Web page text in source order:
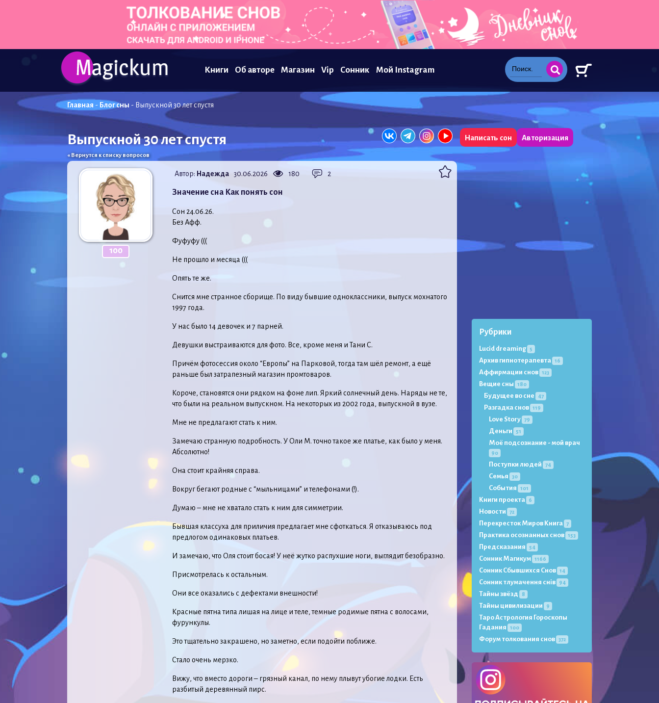
Книги Об авторе Магазин Vip Сонник Мой Instagram
Главная - Блог сны - Выпускной 30 лет спустя
Выпускной 30 лет спустя
« Вернутся к списку вопросов
Написать сон Авторизация
100
Автор: Надежда 30.06.2026 180 2
Значение сна Как понять сон
Сон 24.06.26.
Без Афф.
Фуфуфу (((
Не прошло и месяца (((
Опять те же.
Снится мне странное сборище. По виду бывшие одноклассники, выпуск мохнатого
1997 года.
У нас было 14 девочек и 7 парней.
Девушки выстраиваются для фото. Все, кроме меня и Тани С.
Причём фотосессия около “Европы” на Парковой, тогда там шёл ремонт, а ещё
раньше был затрапезный магазин промтоваров.
Короче, становятся они рядком на фоне лип. Яркий солнечный день. Наряды не те,
что были на реальном выпускном. На некоторых из 2002 года, выпускной в вузе.
Мне не предлагают стать к ним.
Замечаю странную подробность. У Оли М. точно такое же платье, как было у меня.
Абсолютно!
Она стоит крайняя справа.
Вокруг бегают родные с “мыльницами” и телефонами (!).
Думаю – мне не хватало стать к ним для симметрии.
Бывшая классуха для приличия предлагает мне сфоткаться. Я отказываюсь под
предлогом одинаковых платьев.
И замечаю, что Оля стоит босая! У неё жутко распухшие ноги, выглядит безобразно.
Присмотрелась к остальным.
Они все оказались с дефектами внешности!
Красные пятна типа лишая на лице и теле, темные родимые пятна с волосами,
фурункулы.
Это тщательно закрашено, но заметно, если подойти поближе.
Стало очень мерзко.
Вижу, что вместо дороги – грязный канал, по нему плывут убогие лодки. Есть
разбитый деревянный пирс.
Рубрики
Lucid dreaming 5
Архив гипнотерапевта 16
Аффирмации снов 123
Вещие сны 180
Будущее во сне 47
Разгадка снов 119
Love Story 79
Деньги 51
Моё подсознание - мой врач
90
Поступки людей 74
Семья 30
События 101
Книги проекта 6
Новости 72
Перекресток Миров Книга 7
Практика осознанных снов 153
Предсказания 54
Сонник Магикум 1166
Сонник Сбывшихся Снов 14
Сонник тлумачення снів 94
Тайны звёзд 8
Тайны цивилизации 9
Таро Астрология Гороскопы
Гадания
100
Форум толкования снов 372